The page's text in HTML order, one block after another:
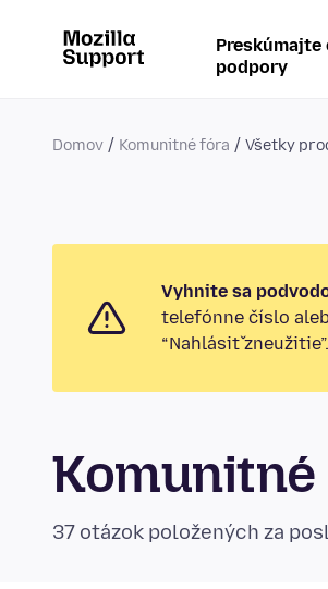
Preskúmajte
podpory
Domov Komunitné fóra Všetky
Vyhnite sa
telefónne číslo
“Nahlásiť zneužitie”.
37 otázok položených za